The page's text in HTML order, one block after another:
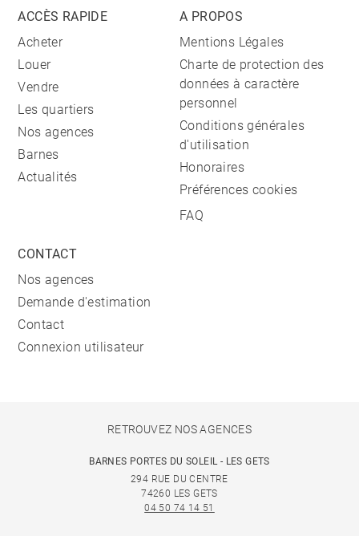
ACCÈS RAPIDE
Acheter
Louer
Vendre
Les quartiers
Nos agences
Barnes
Actualités
A PROPOS
Mentions Légales
Charte de protection des
données à caractère
personnel
Conditions générales
d'utilisation
Honoraires
Préférences cookies
FAQ
CONTACT
Nos agences
Demande d'estimation
Contact
Connexion utilisateur
RETROUVEZ NOS AGENCES
BARNES PORTES DU SOLEIL - LES GETS
294 RUE DU CENTRE
74260 LES GETS
04 50 74 14 51